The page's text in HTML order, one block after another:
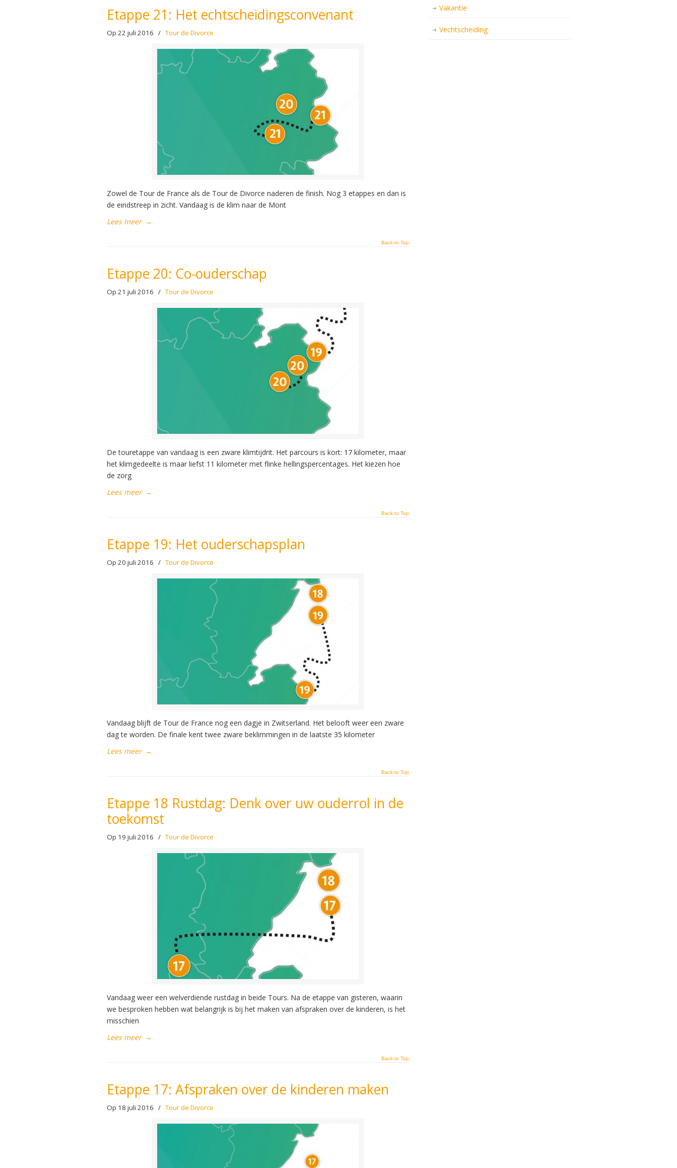
Etappe 21: Het echtscheidingsconvenant
Op 22 juli 2016 / Tour de Divorce
Zowel de Tour de France als de Tour de Divorce naderen de finish. Nog 3 etappes en dan is
de eindstreep in zicht. Vandaag is de klim naar de Mont
Lees meer →
Back to Top
Etappe 20: Co-ouderschap
Op 21 juli 2016 / Tour de Divorce
De touretappe van vandaag is een zware klimtijdrit. Het parcours is kort: 17 kilometer, maar
het klimgedeelte is maar liefst 11 kilometer met flinke hellingspercentages. Het kiezen hoe
de zorg
Lees meer →
Back to Top
Etappe 19: Het ouderschapsplan
Op 20 juli 2016 / Tour de Divorce
Vandaag blijft de Tour de France nog een dagje in Zwitserland. Het belooft weer een zware
dag te worden. De finale kent twee zware beklimmingen in de laatste 35 kilometer
Lees meer →
Back to Top
Etappe 18 Rustdag: Denk over uw ouderrol in de
toekomst
Op 19 juli 2016 / Tour de Divorce
Vandaag weer een welverdiende rustdag in beide Tours. Na de etappe van gisteren, waarin
we besproken hebben wat belangrijk is bij het maken van afspraken over de kinderen, is het
misschien
Lees meer →
Back to Top
Etappe 17: Afspraken over de kinderen maken
Op 18 juli 2016 / Tour de Divorce
Vakantie
Vechtscheiding